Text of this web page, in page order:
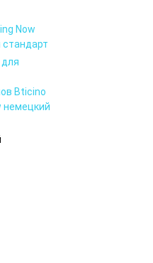
Now
для
Bticino
немецкий